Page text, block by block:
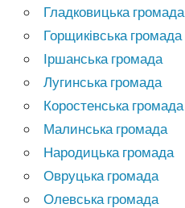
Гладковицька громада
Горщиківська громада
Іршанська громада
Лугинська громада
Коростенська громада
Малинська громада
Народицька громада
Овруцька громада
Олевська громада